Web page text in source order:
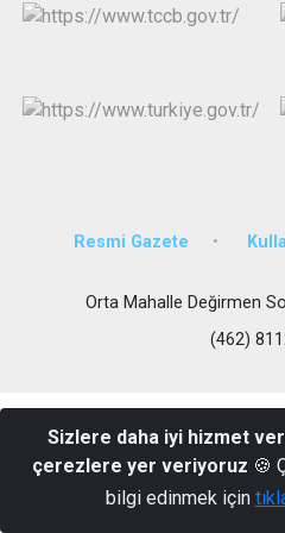
Resmi Gazete
Orta Mahalle Değirmen
(462)
Sizlere daha iyi hizmet
çerezlere yer veriyoruz 🍪
bilgi edinmek için